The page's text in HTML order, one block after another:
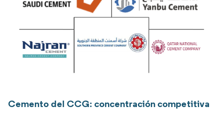
Cemento del CCG: concentración competitiva